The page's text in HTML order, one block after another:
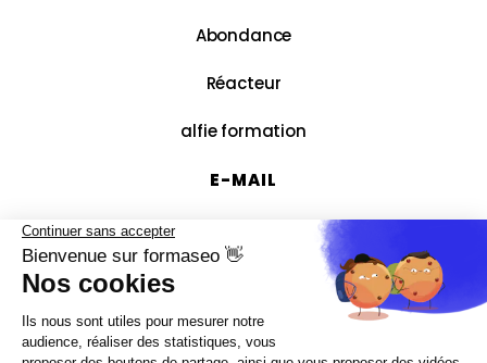
Abondance
Réacteur
alfie formation
E-MAIL
contact@formaseo.fr
Le blog